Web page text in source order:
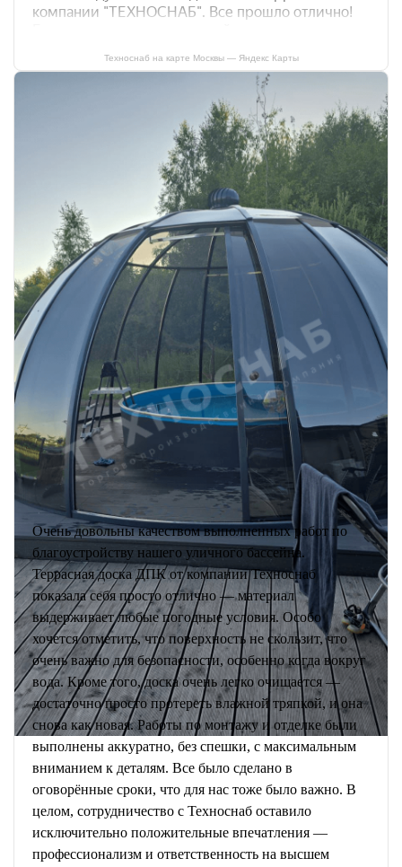
Техноснаб на карте Москвы — Яндекс Карты
Очень довольны качеством выполненных работ по
благоустройству нашего уличного бассейна.
Террасная доска ДПК от компании Техноснаб
показала себя просто отлично — материал
выдерживает любые погодные условия. Особо
хочется отметить, что поверхность не скользит, что
очень важно для безопасности, особенно когда вокруг
вода. Кроме того, доска очень легко очищается —
достаточно просто протереть влажной тряпкой, и она
снова как новая. Работы по монтажу и отделке были
выполнены аккуратно, без спешки, с максимальным
вниманием к деталям. Все было сделано в
оговорённые сроки, что для нас тоже было важно. В
целом, сотрудничество с Техноснаб оставило
исключительно положительные впечатления —
профессионализм и ответственность на высшем